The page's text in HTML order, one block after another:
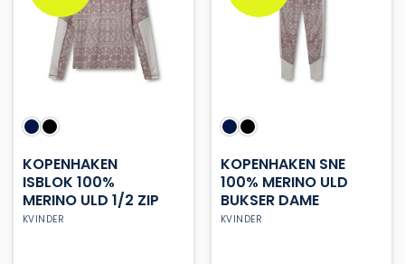
KVINDER
KOPENHAKEN
ISBLOK 100%
MERINO ULD 1/2 ZIP
KVINDER
KOPENHAKEN SNE
100% MERINO ULD
BUKSER DAME